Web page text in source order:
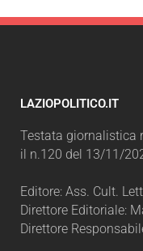
LAZIOPOLITICO.IT
Testata giornalistica
il n.120 del 13/11/
Editore: Ass. Cult.
Direttore Editoriale:
Direttore